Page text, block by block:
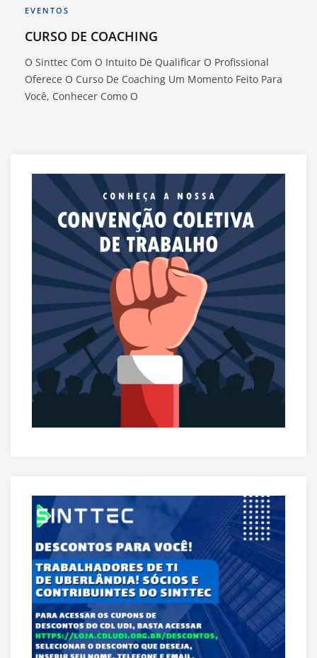
EVENTOS
CURSO DE COACHING
O Sinttec Com O Intuito De Qualificar O Profissional
Oferece O Curso De Coaching Um Momento Feito Para
Você, Conhecer Como O